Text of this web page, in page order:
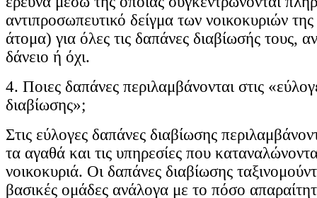
αντιπροσωπευτικό δείγμα των νοικοκυριών
άτομα) για όλες τις δαπάνες διαβίωσής τους,
δάνειο ή όχι.
4. Ποιες δαπάνες περιλαμβάνονται στις
διαβίωσης»;
Στις εύλογες δαπάνες διαβίωσης
τα αγαθά και τις υπηρεσίες που
νοικοκυριά. Οι δαπάνες διαβίωσης
βασικές ομάδες ανάλογα με το πόσο